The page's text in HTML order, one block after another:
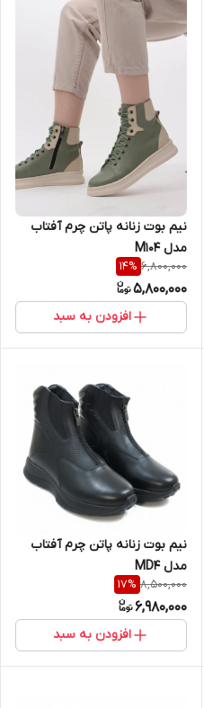
نیم بوت زنانه پاتن چرم آفتاب
مدل M104
6,800,000
14%
5,800,000
افزودن به سبد
نیم بوت زنانه پاتن چرم آفتاب
مدل MD4
8,500,000
17%
6,980,000
افزودن به سبد